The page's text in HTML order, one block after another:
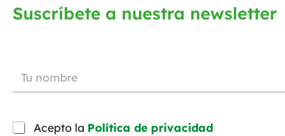
Suscríbete a nuestra newsletter
Acepto la Política de privacidad